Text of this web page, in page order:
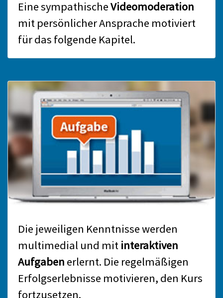
Eine sympathischeVideomoderation
mit persönlicher Ansprache motiviert
für das folgende Kapitel.
Die jeweiligen Kenntnisse werden
multimedial und mit interaktiven
Aufgaben erlernt. Die regelmäßigen
Erfolgserlebnisse motivieren, den Kurs
fortzusetzen.